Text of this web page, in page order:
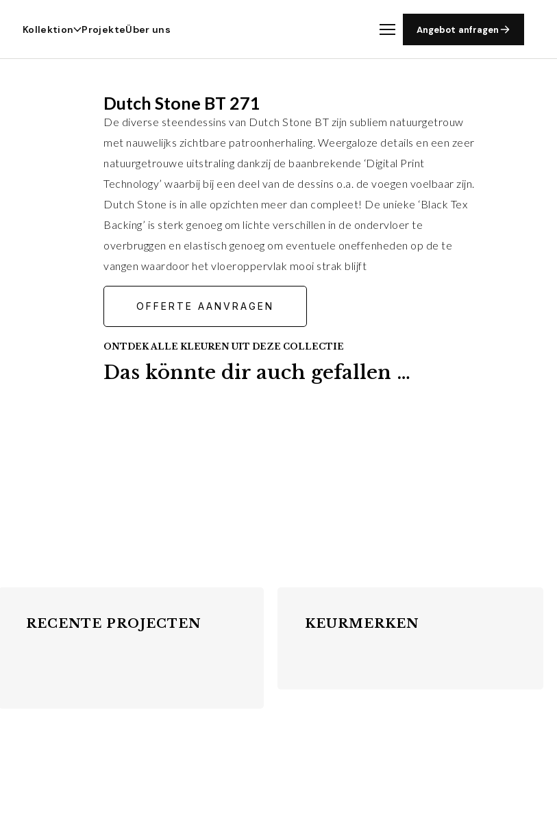
Kollektion ProjekteÜber uns Angebot anfragen
Dutch Stone BT 271
De diverse steendessins van Dutch Stone BT zijn subliem natuurgetrouw
met nauwelijks zichtbare patroonherhaling. Weergaloze details en een zeer
natuurgetrouwe uitstraling dankzij de baanbrekende ‘Digital Print
Technology’ waarbij bij een deel van de dessins o.a. de voegen voelbaar zijn.
Dutch Stone is in alle opzichten meer dan compleet! De unieke ‘Black Tex
Backing’ is sterk genoeg om lichte verschillen in de ondervloer te
overbruggen en elastisch genoeg om eventuele oneffenheden op de te
vangen waardoor het vloeroppervlak mooi strak blijft
OFFERTE AANVRAGEN
ONTDEK ALLE KLEUREN UIT DEZE COLLECTIE
Das könnte dir auch gefallen …
RECENTE PROJECTEN KEURMERKEN